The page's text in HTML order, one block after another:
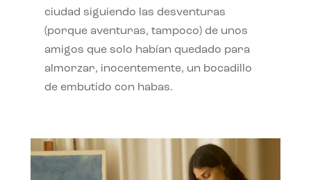
ciudad siguiendo las desventuras
(porque aventuras, tampoco) de unos
amigos que solo habían quedado para
almorzar, inocentemente, un bocadillo
de embutido con habas.